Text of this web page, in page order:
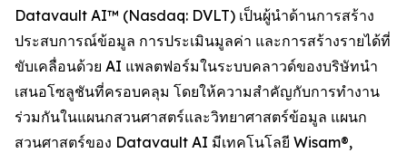
Datavault AI™ (Nasdaq: DVLT) เป็นผู้นำด้านการสร้าง
ประสบการณ์ข้อมูล การประเมินมูลค่า และการสร้างรายได้ที่
ขับเคลื่อนด้วย AI แพลตฟอร์มในระบบคลาวด์ของบริษัทนำ
เสนอโซลูชันที่ครอบคลุม โดยให้ความสำคัญกับการทำงาน
ร่วมกันในแผนกสวนศาสตร์และวิทยาศาสตร์ข้อมูล แผนก
สวนศาสตร์ของ Datavault AI มีเทคโนโลยี Wisam®,